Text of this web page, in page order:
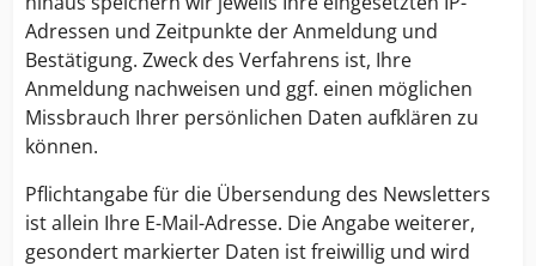
Adressen und Zeitpunkte der Anmeldung und
Bestätigung. Zweck des Verfahrens ist, Ihre
Anmeldung nachweisen und ggf. einen möglichen
Missbrauch Ihrer persönlichen Daten aufklären zu
können.
Pflichtangabe für die Übersendung des Newsletters
ist allein Ihre E-Mail-Adresse. Die Angabe weiterer,
gesondert markierter Daten ist freiwillig und wird